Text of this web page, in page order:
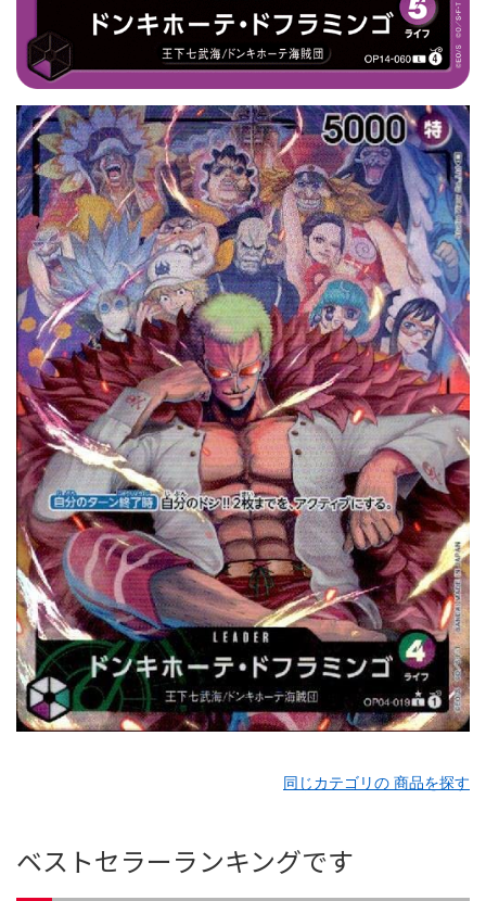
同じカテゴリの 商品を探す
ベストセラーランキングです